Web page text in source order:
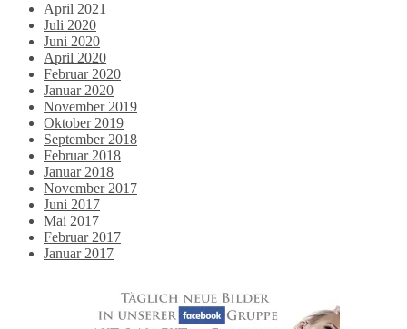
April 2021
Juli 2020
Juni 2020
April 2020
Februar 2020
Januar 2020
November 2019
Oktober 2019
September 2018
Februar 2018
Januar 2018
November 2017
Juni 2017
Mai 2017
Februar 2017
Januar 2017